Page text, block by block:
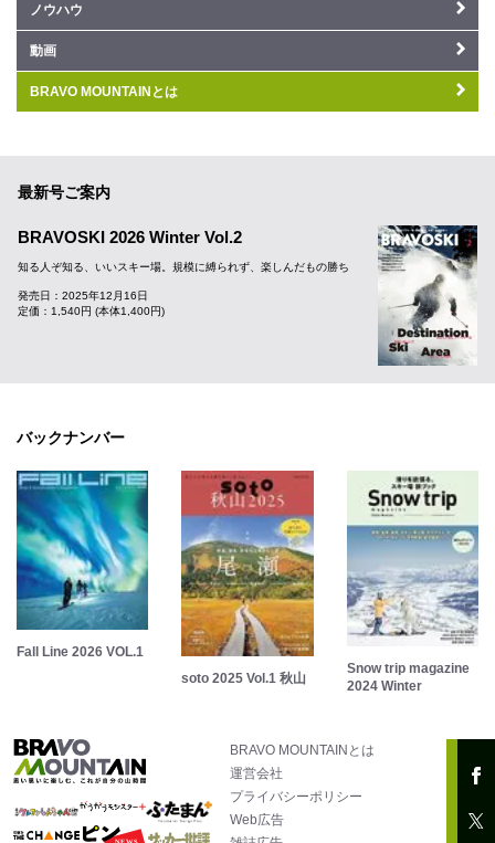
ノウハウ
動画
BRAVO MOUNTAINとは
最新号ご案内
BRAVOSKI 2026 Winter Vol.2
知る人ぞ知る、いいスキー場。規模に縛られず、楽しんだもの勝ち
発売日：2025年12月16日
定価：1,540円 (本体1,400円)
バックナンバー
Fall Line 2026 VOL.1
soto 2025 Vol.1 秋山
Snow trip magazine
2024 Winter
BRAVO MOUNTAINとは
運営会社
プライバシーポリシー
Web広告